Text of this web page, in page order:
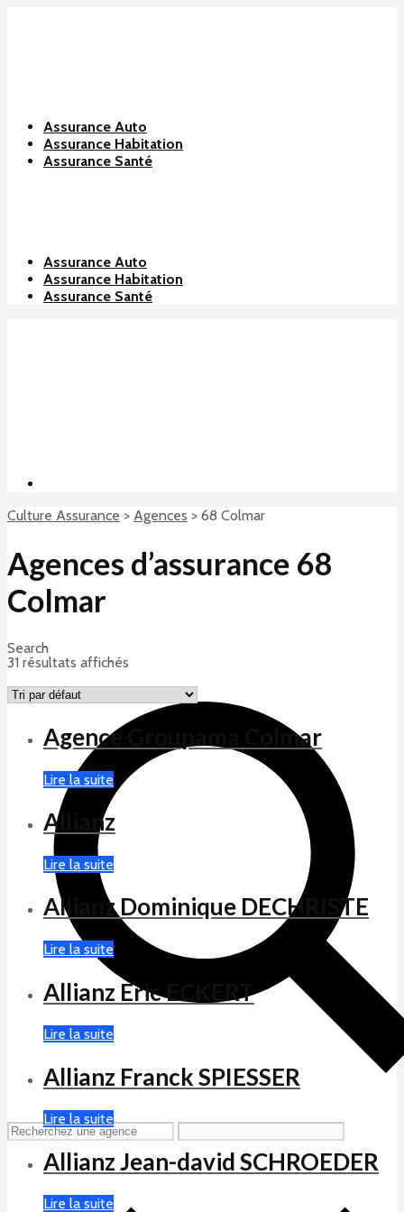
Assurance Auto
Assurance Habitation
Assurance Santé
Assurance Auto
Assurance Habitation
Assurance Santé
Culture Assurance > Agences > 68 Colmar
Agences d’assurance 68
Colmar
Search
31 résultats affichés
Agence Groupama Colmar
Lire la suite
Allianz
Lire la suite
Allianz Dominique DECHRISTE
Lire la suite
Allianz Eric ECKERT
Lire la suite
Allianz Franck SPIESSER
Lire la suite
Allianz Jean-david SCHROEDER
Lire la suite